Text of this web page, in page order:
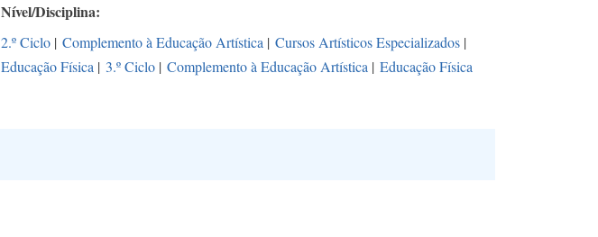
Nível/Disciplina
2.º Ciclo | Complemento à Educação Artística | Cursos Artísticos Especializados |
Educação Física | 3.º Ciclo | Complemento à Educação Artística | Educação Física